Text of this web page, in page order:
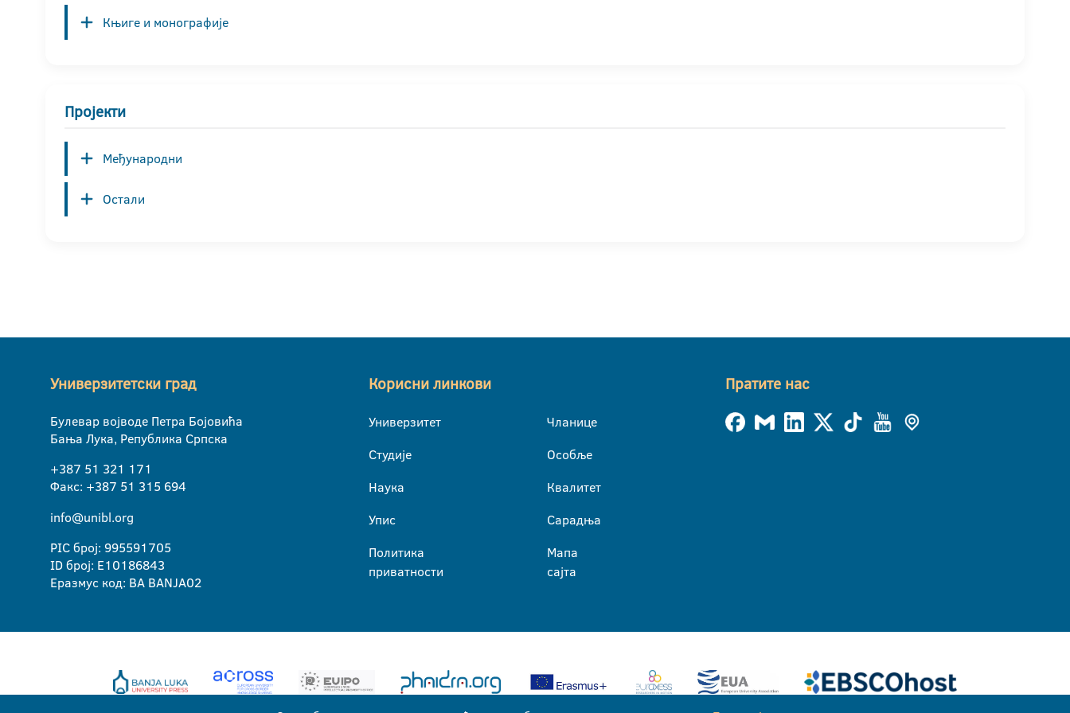
Књиге и монографије
Пројекти
Међународни
Остали
Универзитетски град
Булевар војводе Петра Бојовића
Бања Лука, Република Српска
+387 51 321 171
Факс: +387 51 315 694
info@unibl.org
PIC број: 995591705
ID број: E10186843
Еразмус код: BA BANJA02
Корисни линкови
Универзитет
Студије
Наука
Упис
Политика
приватности
Чланице
Особље
Квалитет
Сарадња
Мапа
сајта
Пратите нас